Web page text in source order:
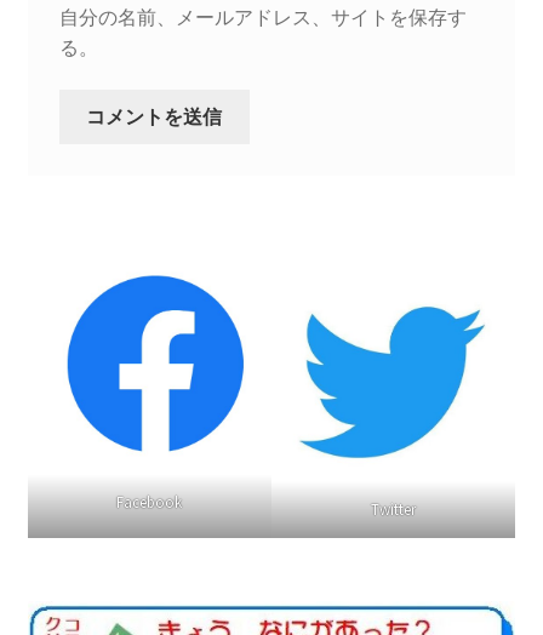
自分の名前、メールアドレス、サイトを保存す
る。
Facebook Twitter